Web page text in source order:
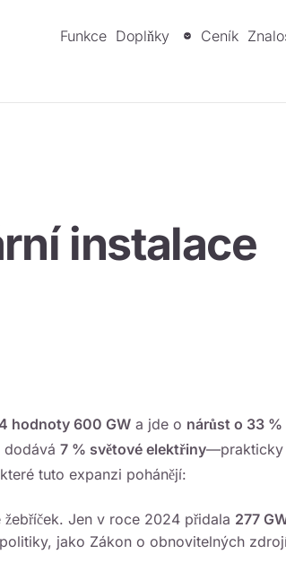
Funkce Doplňky Ceník
instalace
hodnoty 600 GW a jde o nárůst o 33 %
dodává 7 % světové elektřiny—prakticky
tuto expanzi pohánějí:
Jen v roce 2024 přidala 277
jako Zákon o obnovitelných